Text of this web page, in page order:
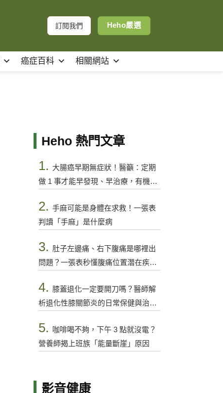
訂閱我們 Heho嚴選
癌症百科 相關網站
Heho 熱門文章
1. 大腸癌早期無症狀！醫籲：定期
做 1 事才能早發現、早治療，有機會
2. 手麻可能是身體在求救！一張表
判讀「手麻」是什麼病
3. 肚子左邊痛、右下腹痛是哪裡出
問題？一張表秒懂腹痛位置潛在疾病
4. 膝蓋退化一定要開刀嗎？醫師解
析退化性膝關節炎的日常保健與治療
5.
咖啡喝不夠，下午 3 點就沒電？
營養師揭上班族「能量斷崖」原因
影音健康